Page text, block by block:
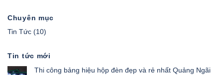
Chuyên mục
Tin Tức (10)
Tin tức mới
Thi công bảng hiệu hộp đèn đẹp và rẻ nhất Quảng Ngãi